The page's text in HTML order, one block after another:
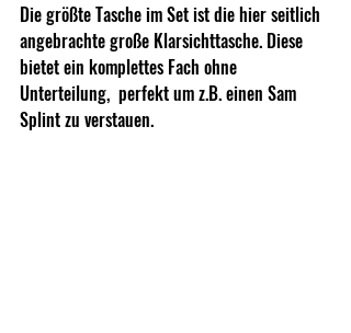
Die größte Tasche im Set ist die hier seitlich
angebrachte große Klarsichttasche. Diese
bietet ein komplettes Fach ohne
Unterteilung,  perfekt um z.B. einen Sam
Splint zu verstauen.